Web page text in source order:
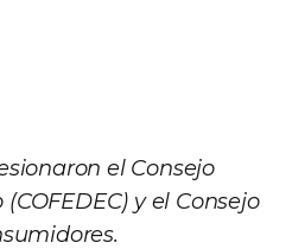
el Consejo
y el Consejo